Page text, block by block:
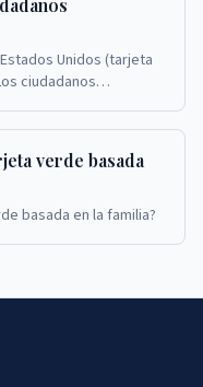
Unidos (tarjeta
ciudadanos
verde basada
basada en la familia?